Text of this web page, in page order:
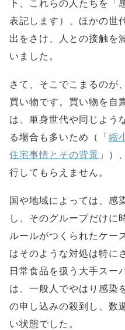
下、これらの人たちを「
表記します）、ほかの世
出をさけ、人との接触を
いました。
さて、そこでこまるのが
買い物です。買い物を自
は、単身世代や同じよう
る場合も多いため（「 縮
住宅事情とその背景 」）
行してもらえません。
国や地域によっては、感
し、そのグループだけに
ルールがつくられたケー
はそのような対処は特に
日常食品を扱う大手スー
は、一般人でやはり感染
の申し込みの殺到し、数
い状態でした。